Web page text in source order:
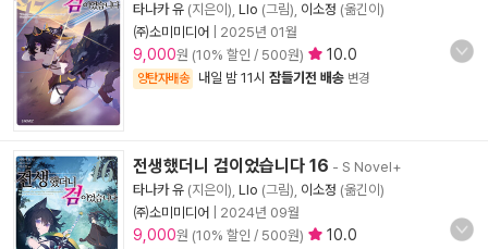
타나카 유 (지은이), Llo (그림), 이소정 (옮긴이)
㈜소미미디어
2025년 01월
9,000원 (10% 할인 / 500원) 10.0
양탄자배송 내일 밤 11시 잠들기전 배송 변경
전생했더니 검이었습니다 16 - S Novel+
타나카 유 (지은이), Llo (그림), 이소정 (옮긴이)
㈜소미미디어
2024년 09월
9,000원 (10% 할인 / 500원) 10.0